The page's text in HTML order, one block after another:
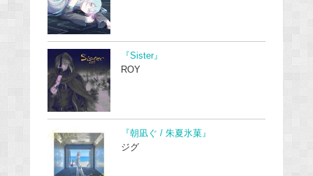
『Sister』
ROY
『朝凪ぐ / 朱夏氷菓』
ジグ